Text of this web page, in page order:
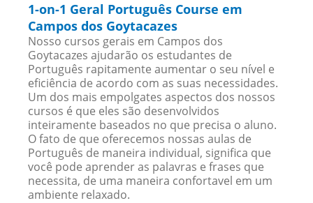
1-on-1 Geral Português Course em
Campos dos Goytacazes
Nosso cursos gerais em Campos dos
Goytacazes ajudarão os estudantes de
Português rapitamente aumentar o seu nível e
eficiência de acordo com as suas necessidades.
Um dos mais empolgates aspectos dos nossos
cursos é que eles são desenvolvidos
inteiramente baseados no que precisa o aluno.
O fato de que oferecemos nossas aulas de
Português de maneira individual, significa que
você pode aprender as palavras e frases que
necessita, de uma maneira confortavel em um
ambiente relaxado.